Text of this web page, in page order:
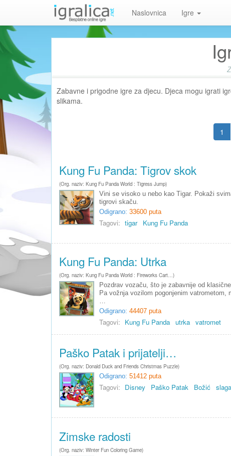
Naslovnica Igre
Zabavne i prigodne igre za djecu. Djeca mogu igrati
slikama.
1
Kung Fu Panda: Tigrov skok
(Org. naziv: Kung Fu Panda World : Tigress Jump)
Vini se visoko u nebo kao Tigar. Pokaži
tigrovi skaču.
Odigrano: 33600 puta
Tagovi: tigar Kung Fu Panda
Kung Fu Panda: Utrka
(Org. naziv: Kung Fu Panda World : Fireworks Cart…)
Pozdrav vozaču, što je zabavnije od
Pa vožnja vozilom pogonjenim vatrometom,
…
Odigrano: 44407 puta
Tagovi: Kung Fu Panda utrka vatromet
Paško Patak i prijatelji…
(Org. naziv: Donald Duck and Friends Christmas Puzzle)
Odigrano: 51412 puta
Tagovi: Disney Paško Patak Božić
Zimske radosti
(Org. naziv: Winter Fun Coloring Game)